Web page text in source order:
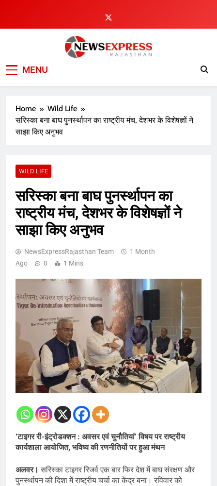
content
MENU
Home
Wild Life
सरिस्का बना बाघ पुनर्स्थापन का राष्ट्रीय मंच, देशभर के विशेषज्ञों ने
साझा किए अनुभव
WILD LIFE
सरिस्का बना बाघ पुनर्स्थापन का
राष्ट्रीय मंच, देशभर के विशेषज्ञों ने
साझा किए अनुभव
NewsExpressRajasthan Team
1 Month
Ago
0 1 Mins
‘टाइगर री-इंट्रोडक्शन : अवसर एवं चुनौतियां’ विषय पर राष्ट्रीय
कार्यशाला आयोजित, भविष्य की रणनीतियों पर हुआ मंथन
अलवर।सरिस्का टाइगर रिजर्व एक बार फिर देश में बाघ संरक्षण और
पुनर्स्थापन की दिशा में राष्ट्रीय चर्चा का केंद्र बना। रविवार को